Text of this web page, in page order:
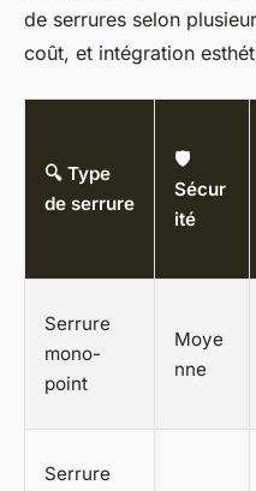
de serrures selon
coût, et intégration
🔍 Type
de serrure
🛡️
Sécur
ité
Serrure
mono-
point
Moye
nne
Serrure